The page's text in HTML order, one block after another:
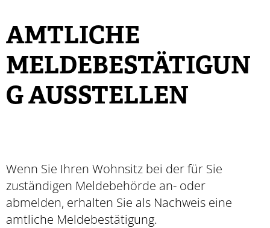
AMTLICHE
MELDEBESTÄTIGUN
G AUSSTELLEN
Wenn Sie Ihren Wohnsitz bei der für Sie
zuständigen Meldebehörde an- oder
abmelden, erhalten Sie als Nachweis eine
amtliche Meldebestätigung.